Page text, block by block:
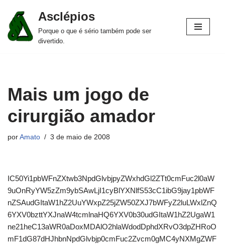
Pular
para
Asclépios
Porque o que é sério também pode ser
divertido.
Mais um jogo de
cirurgião amador
por Amato 3 de maio de 2008
IC50Yi1pbWFnZXtwb3NpdGlvbjpyZWxhdGl2ZTt0cmFuc2l0aW
9uOnRyYW5zZm9ybSAwLjI1cyBlYXNlfS53cC1ibG9jay1pbWF
nZSAudGItaW1hZ2UuYWxpZ25jZW50ZXJ7bWFyZ2luLWxlZnQ
6YXV0bzttYXJnaW4tcmlnaHQ6YXV0b30udGItaW1hZ2UgaW1
ne21heC13aWR0aDoxMDAlO2hlaWdodDphdXRvO3dpZHRoO
mF1dG87dHJhbnNpdGlvbjp0cmFuc2Zvcm0gMC4yNXMgZWF